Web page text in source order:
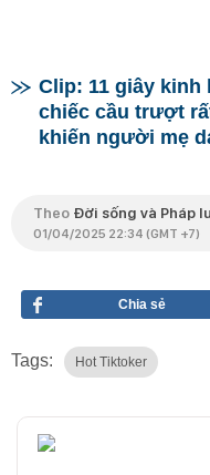
Clip: 11 giây kinh
chiếc cầu trượt
khiến người mẹ
Theo Đời sống và Pháp
01/04/2025 22:34 (GMT +7)
Chia sẻ
Tags: Hot Tiktoker